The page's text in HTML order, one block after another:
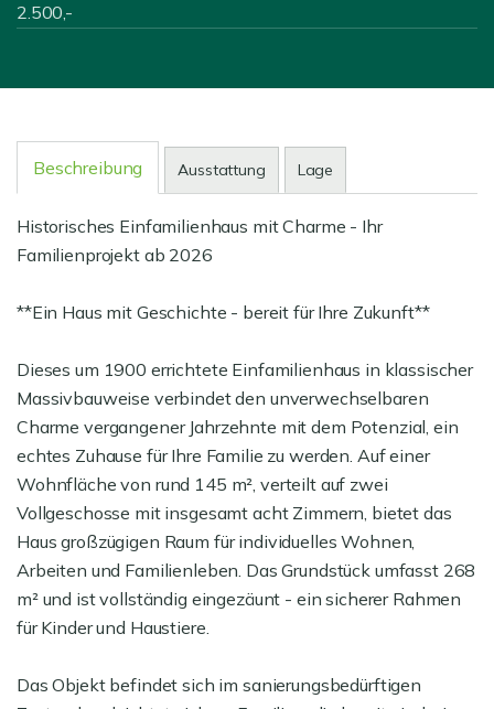
2.500,-
Beschreibung Ausstattung Lage
Historisches Einfamilienhaus mit Charme - Ihr
Familienprojekt ab 2026
**Ein Haus mit Geschichte - bereit für Ihre Zukunft**
Dieses um 1900 errichtete Einfamilienhaus in klassischer
Massivbauweise verbindet den unverwechselbaren
Charme vergangener Jahrzehnte mit dem Potenzial, ein
echtes Zuhause für Ihre Familie zu werden. Auf einer
Wohnfläche von rund 145 m², verteilt auf zwei
Vollgeschosse mit insgesamt acht Zimmern, bietet das
Haus großzügigen Raum für individuelles Wohnen,
Arbeiten und Familienleben. Das Grundstück umfasst 268
m² und ist vollständig eingezäunt - ein sicherer Rahmen
für Kinder und Haustiere.
Das Objekt befindet sich im sanierungsbedürftigen